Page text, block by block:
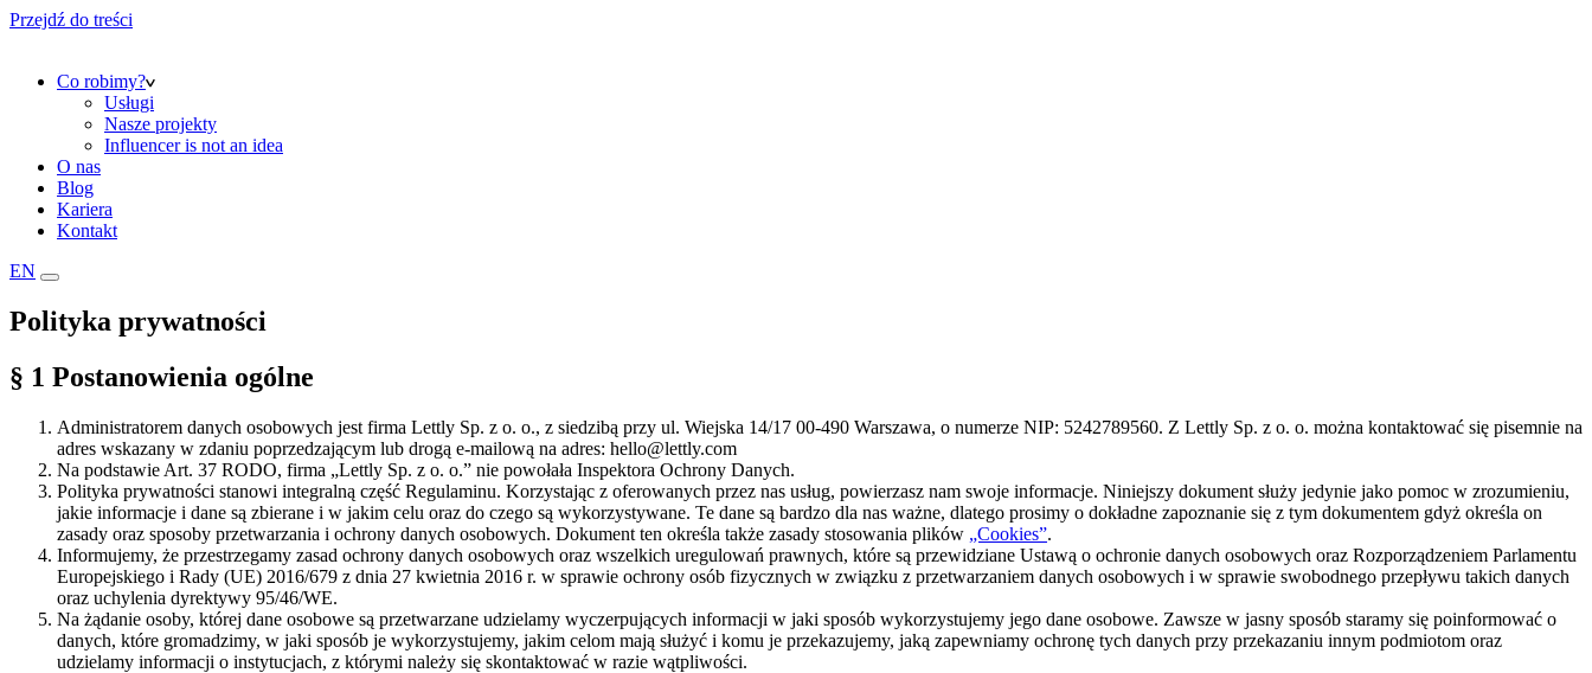
Przejdź do treści
Co robimy?
Usługi
Nasze projekty
Influencer is not an idea
O nas
Blog
Kariera
Kontakt
EN
Polityka prywatności
§ 1 Postanowienia ogólne
Administratorem danych osobowych jest firma Lettly Sp. z o. o., z siedzibą przy ul. Wiejska 14/17 00-490 Warszawa, o numerze NIP: 5242789560. Z Lettly Sp. z o. o. można kontaktować się pisemnie na
adres wskazany w zdaniu poprzedzającym lub drogą e-mailową na adres: hello@lettly.com
Na podstawie Art. 37 RODO, firma „Lettly Sp. z o. o.” nie powołała Inspektora Ochrony Danych.
Polityka prywatności stanowi integralną część Regulaminu. Korzystając z oferowanych przez nas usług, powierzasz nam swoje informacje. Niniejszy dokument służy jedynie jako pomoc w zrozumieniu,
jakie informacje i dane są zbierane i w jakim celu oraz do czego są wykorzystywane. Te dane są bardzo dla nas ważne, dlatego prosimy o dokładne zapoznanie się z tym dokumentem gdyż określa on
zasady oraz sposoby przetwarzania i ochrony danych osobowych. Dokument ten określa także zasady stosowania plików „Cookies”.
Informujemy, że przestrzegamy zasad ochrony danych osobowych oraz wszelkich uregulowań prawnych, które są przewidziane Ustawą o ochronie danych osobowych oraz Rozporządzeniem Parlamentu
Europejskiego i Rady (UE) 2016/679 z dnia 27 kwietnia 2016 r. w sprawie ochrony osób fizycznych w związku z przetwarzaniem danych osobowych i w sprawie swobodnego przepływu takich danych
oraz uchylenia dyrektywy 95/46/WE.
Na żądanie osoby, której dane osobowe są przetwarzane udzielamy wyczerpujących informacji w jaki sposób wykorzystujemy jego dane osobowe. Zawsze w jasny sposób staramy się poinformować o
danych, które gromadzimy, w jaki sposób je wykorzystujemy, jakim celom mają służyć i komu je przekazujemy, jaką zapewniamy ochronę tych danych przy przekazaniu innym podmiotom oraz
udzielamy informacji o instytucjach, z którymi należy się skontaktować w razie wątpliwości.